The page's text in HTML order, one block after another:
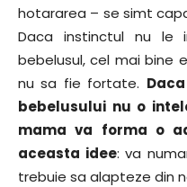
hotararea – se simt
Daca instinctul nu le
bebelusul, cel mai bine
nu sa fie fortate.
bebelusului nu o
mama va forma o
aceasta idee: va
trebuie sa alapteze din